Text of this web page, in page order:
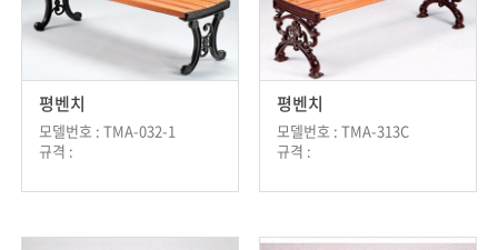
평벤치
모델번호 : TMA-032-1
규격 :
평벤치
모델번호 : TMA-313C
규격 :